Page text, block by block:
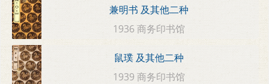
兼明书 及其他二种
1936 商务印书馆
鼠璞 及其他二种
1939 商务印书馆